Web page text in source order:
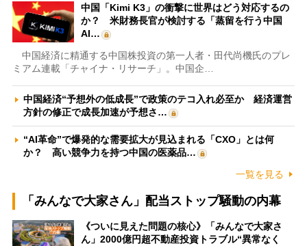
中国「Kimi K3」の衝撃に世界はどう対応するの
か？ 米財務長官が検討する「蒸留を行う中国
AI…
中国経済に精通する中国株投資の第一人者・田代尚機氏のプレ
ミアム連載「チャイナ・リサーチ」。中国企…
中国経済“予想外の低成長”で政策のテコ入れ必至か 経済運営
方針の修正で成長加速が予想さ…
“AI革命”で爆発的な需要拡大が見込まれる「CXO」とは何
か？ 高い競争力を持つ中国の医薬品…
一覧を見る
「みんなで大家さん」配当ストップ騒動の内幕
《ついに見えた問題の核心》「みんなで大家さ
ん」2000億円超不動産投資トラブル“異常なく